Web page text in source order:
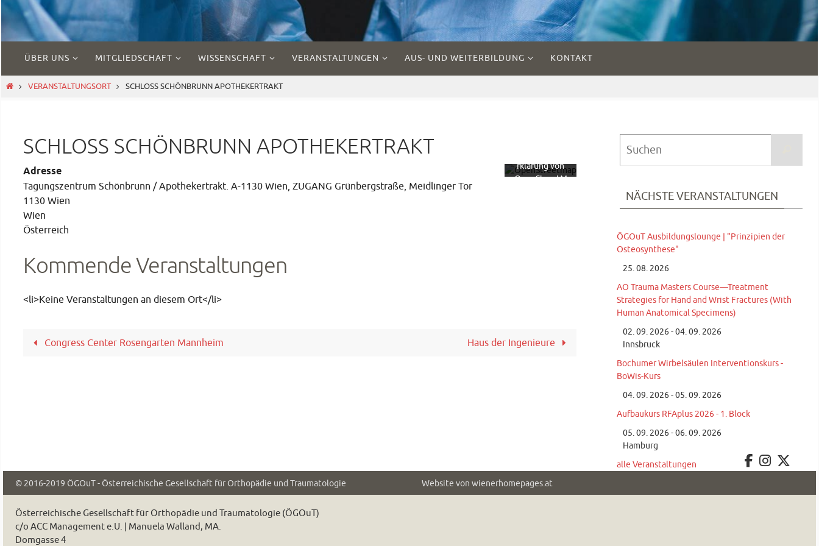
ÜBER UNS MITGLIEDSCHAFT WISSENSCHAFT VERANSTALTUNGEN AUS- UND WEITERBILDUNG KONTAKT
STARTVERANSTALTUNGSORT SCHLOSS SCHÖNBRUNN APOTHEKERTRAKT
SCHLOSS SCHÖNBRUNN APOTHEKERTRAKT
rklärung von
OpenStreetM
Adresse
Tagungszentrum Schönbrunn / Apothekertrakt. A-1130 Wien, ZUGANG Grünbergstraße, Meidlinger Tor
1130 Wien
Wien
Österreich
Kommende Veranstaltungen
<li>Keine Veranstaltungen an diesem Ort</li>
Congress Center Rosengarten Mannheim Haus der Ingenieure
NÄCHSTE VERANSTALTUNGEN
ÖGOuT Ausbildungslounge | "Prinzipien der
Osteosynthese"
25. 08. 2026
AO Trauma Masters Course—Treatment
Strategies for Hand and Wrist Fractures (With
Human Anatomical Specimens)
02. 09. 2026 - 04. 09. 2026
Innsbruck
Bochumer Wirbelsäulen Interventionskurs -
BoWis-Kurs
04. 09. 2026 - 05. 09. 2026
Aufbaukurs RFAplus 2026 - 1. Block
05. 09. 2026 - 06. 09. 2026
Hamburg
alle Veranstaltungen
© 2016-2019 ÖGOuT - Österreichische Gesellschaft für Orthopädie und Traumatologie Website von wienerhomepages.at
Österreichische Gesellschaft für Orthopädie und Traumatologie (ÖGOuT)
c/o ACC Management e.U. | Manuela Walland, MA.
Domgasse 4